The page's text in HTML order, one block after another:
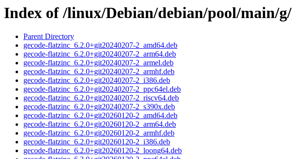
Index of /linux/Debian/debian/pool/main/g/
Parent Directory
gecode-flatzinc_6.2.0+git20240207-2_amd64.deb
gecode-flatzinc_6.2.0+git20240207-2_arm64.deb
gecode-flatzinc_6.2.0+git20240207-2_armel.deb
gecode-flatzinc_6.2.0+git20240207-2_armhf.deb
gecode-flatzinc_6.2.0+git20240207-2_i386.deb
gecode-flatzinc_6.2.0+git20240207-2_ppc64el.deb
gecode-flatzinc_6.2.0+git20240207-2_riscv64.deb
gecode-flatzinc_6.2.0+git20240207-2_s390x.deb
gecode-flatzinc_6.2.0+git20260120-2_amd64.deb
gecode-flatzinc_6.2.0+git20260120-2_arm64.deb
gecode-flatzinc_6.2.0+git20260120-2_armhf.deb
gecode-flatzinc_6.2.0+git20260120-2_i386.deb
gecode-flatzinc_6.2.0+git20260120-2_loong64.deb